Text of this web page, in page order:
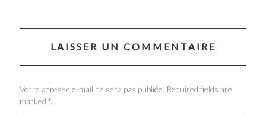
LAISSER UN COMMENTAIRE
Votre adresse e-mail ne sera pas publiée. Required fields are
marked *.